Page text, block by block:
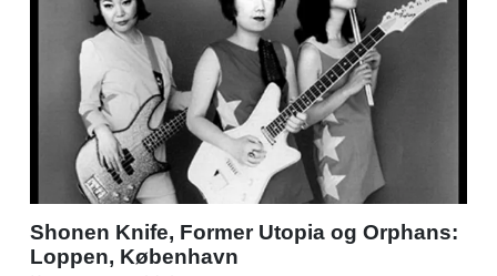
Shonen Knife, Former Utopia og Orphans:
Loppen, København